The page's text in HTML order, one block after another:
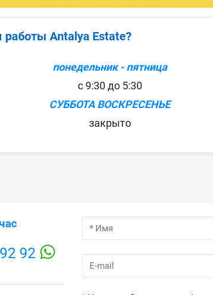
Antalya Estate?
понедельник - пятница
с 9:30 до 5:30
СУББОТА ВОСКРЕСЕНЬЕ
закрыто
92